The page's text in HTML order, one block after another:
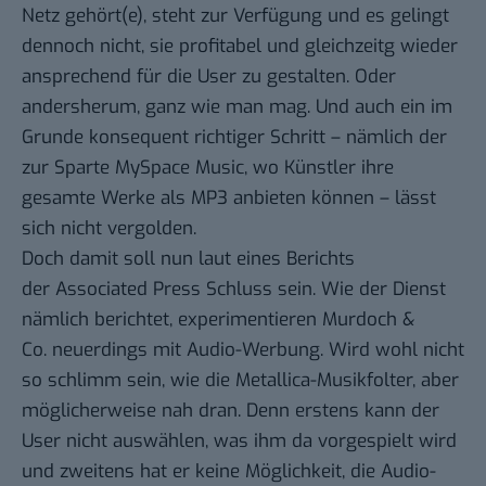
Netz gehört(e), steht zur Verfügung und es gelingt
dennoch nicht, sie profitabel und gleichzeitg wieder
ansprechend für die User zu gestalten. Oder
andersherum, ganz wie man mag. Und auch ein im
Grunde konsequent richtiger Schritt – nämlich der
zur Sparte MySpace Music, wo Künstler ihre
gesamte Werke als MP3 anbieten können – lässt
sich nicht vergolden.
Doch damit soll nun laut eines Berichts
der Associated Press Schluss sein. Wie der Dienst
nämlich berichtet, experimentieren Murdoch &
Co. neuerdings mit Audio-Werbung. Wird wohl nicht
so schlimm sein, wie die Metallica-Musikfolter, aber
möglicherweise nah dran. Denn erstens kann der
User nicht auswählen, was ihm da vorgespielt wird
und zweitens hat er keine Möglichkeit, die Audio-